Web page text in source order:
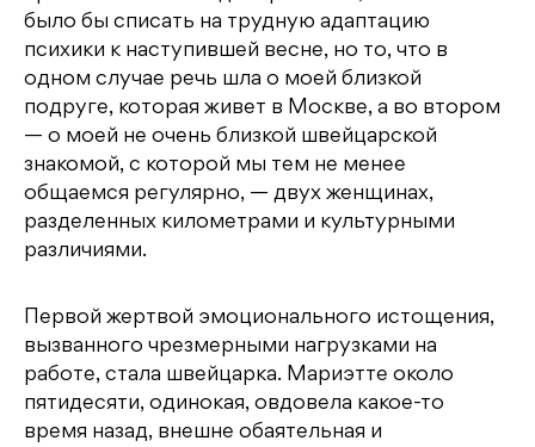
было бы списать на трудную адаптацию
психики к наступившей весне, но то, что в
одном случае речь шла о моей близкой
подруге, которая живет в Москве, а во втором
— о моей не очень близкой швейцарской
знакомой, с которой мы тем не менее
общаемся регулярно, — двух женщинах,
разделенных километрами и культурными
различиями.
Первой жертвой эмоционального истощения,
вызванного чрезмерными нагрузками на
работе, стала швейцарка. Мариэтте около
пятидесяти, одинокая, овдовела какое-то
время назад, внешне обаятельная и